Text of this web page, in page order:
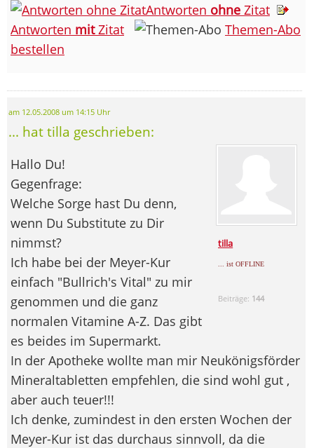
Antworten ohne Zitat
Antworten mitZitat
Themen-Abo
bestellen
am 12.05.2008 um 14:15 Uhr
... hat tilla geschrieben:
tilla
... ist OFFLINE
Beiträge: 144
Hallo Du!
Gegenfrage:
Welche Sorge hast Du denn,
wenn Du Substitute zu Dir
nimmst?
Ich habe bei der Meyer-Kur
einfach "Bullrich's Vital" zu mir
genommen und die ganz
normalen Vitamine A-Z. Das gibt
es beides im Supermarkt.
In der Apotheke wollte man mir Neukönigsförder
Mineraltabletten empfehlen, die sind wohl gut ,
aber auch teuer!!!
Ich denke, zumindest in den ersten Wochen der
Meyer-Kur ist das durchaus sinnvoll, da die